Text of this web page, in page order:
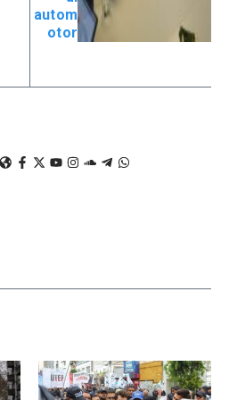
autom
otor